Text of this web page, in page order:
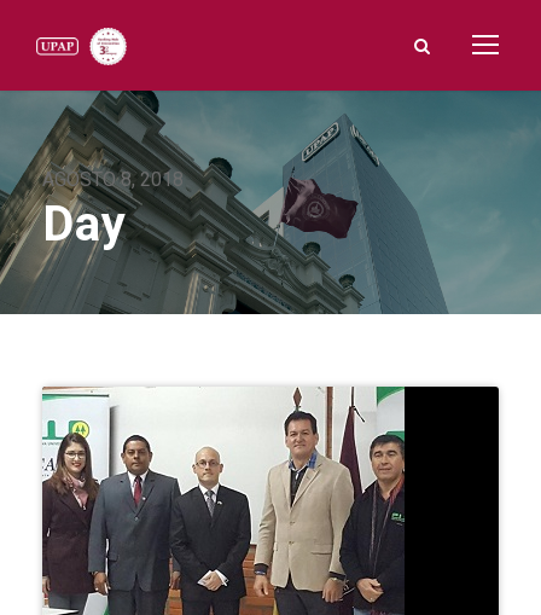
AGOSTO 8, 2018
Day